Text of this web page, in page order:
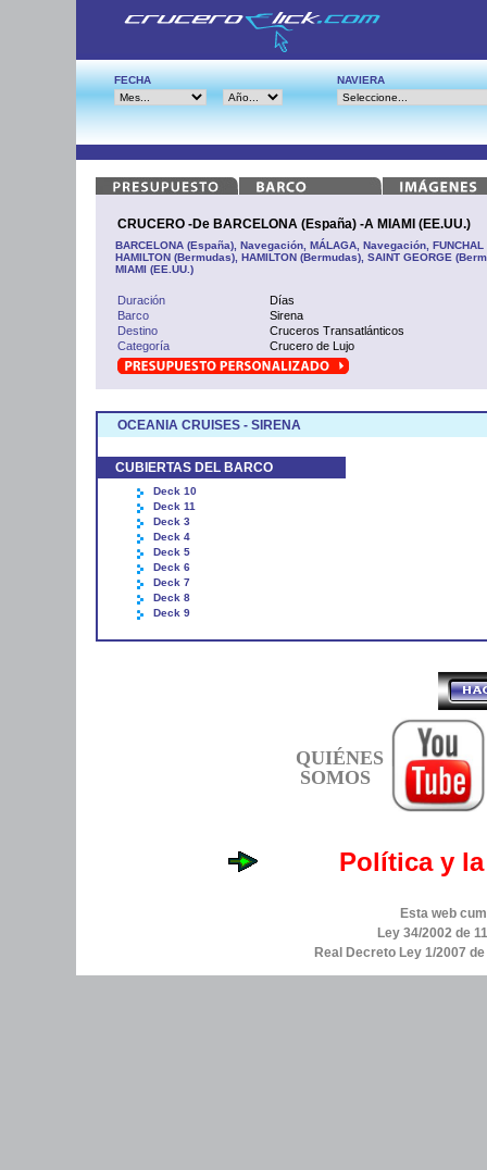
FECHA NAVIERA
CRUCERO -De BARCELONA (España) -A MIAMI (EE.UU.)
BARCELONA (España), Navegación, MÁLAGA, Navegación,
HAMILTON (Bermudas), HAMILTON (Bermudas), SAINT GEORGE
MIAMI (EE.UU.)
Duración
Días
Barco
Sirena
Destino
Cruceros Transatlánticos
Categoría
Crucero de Lujo
OCEANIA CRUISES - SIRENA
CUBIERTAS DEL BARCO
Deck 10
Deck 11
Deck 3
Deck 4
Deck 5
Deck 6
Deck 7
Deck 8
Deck 9
QUIÉNES
SOMOS
Política y
Esta web
Ley 34/2002 de
Real Decreto Ley 1/2007